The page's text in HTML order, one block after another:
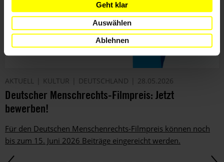
Geht klar
Auswählen
Ablehnen
AKTUELL KULTUR DEUTSCHLAND 28.05.2026
Deutscher Menschrechts-Filmpreis: Jetzt
bewerben!
Für den Deutschen Menschenrechts-Filmpreis können noch
bis zum 15. Juni 2026 Beiträge eingereicht werden.